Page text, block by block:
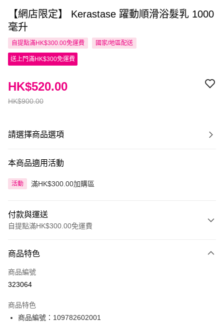
【網店限定】 Kerastase 躍動順滑浴髮乳 1000
毫升
自提點滿HK$300.00免運費 國家/地區配送
送上門滿HK$300免運費
HK$900.00
HK$520.00
請選擇商品選項
本商品適用活動
活動 滿HK$300.00加購區
付款與運送
自提點滿HK$300.00免運費
信用卡
Apple Pay
PayMe
商品特色
商品編號
323064
商品特色
商品編號：109782602001